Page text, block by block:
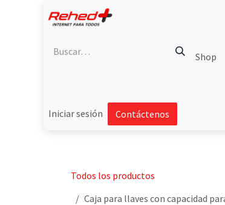
Shop
Iniciar sesión Contáctenos
Todos los productos
Caja para llaves con capacidad